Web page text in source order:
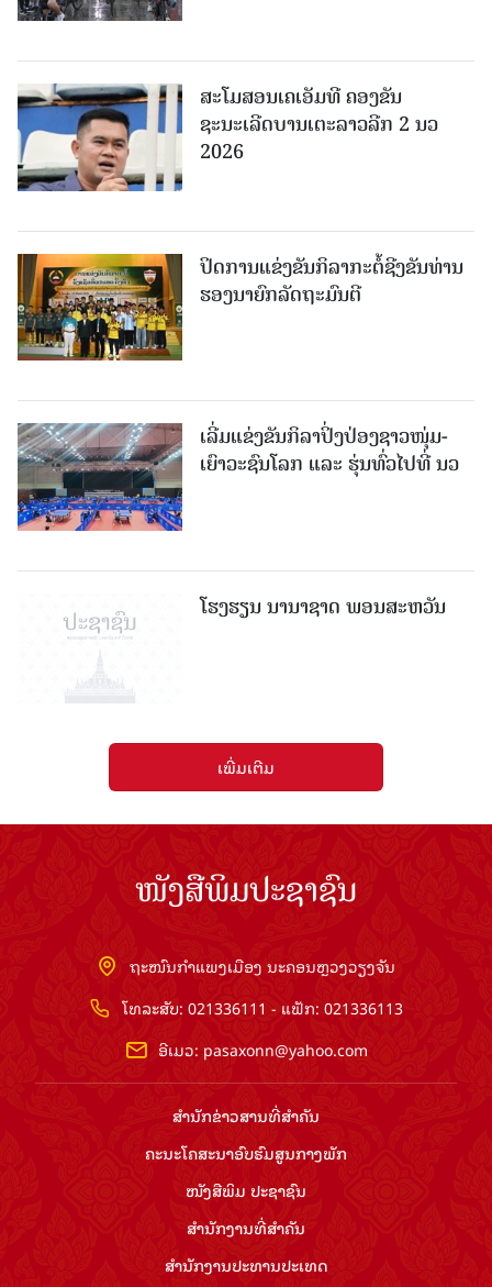
ສະໂມສອນເຄເອັມທີ ຄອງຂັນ
ຊະນະເລີດບານເຕະລາວລີກ 2 ນວ
2026
ປິດການແຂ່ງຂັນກິລາກະຕໍ້ຊີງຂັນທ່ານ
ຮອງນາຍົກລັດຖະມົນຕີ
ເລີ່ມແຂ່ງຂັນກິລາປິ່ງປ່ອງຊາວໜຸ່ມ-
ເຍົາວະຊົນໂລກ ແລະ ຮຸ່ນທົ່ວໄປທີ່ ນວ
ໂຮງຮຽນ ນານາຊາດ ພອນສະຫວັນ
ເພີ່ມເຕີມ
ໜັງສືພິມປະຊາຊົນ
ຖະໜົນກຳແພງເມືອງ ນະຄອນຫຼວງວຽງຈັນ
ໂທລະສັບ: 021336111 - ແຟັກ: 021336113
ອີເມວ: pasaxonn@yahoo.com
ສຳ​ນັກ​ຂ່າວ​ສານ​ທີ່​ສຳ​ຄັນ​
ຄະນະໂຄສະນາອົບຮົມ​ສູນ​ກາງ​ພັກ
ໜັງສືພິມ ປະ​ຊາ​ຊົນ
ສຳ​ນັກ​ງານ​ທີ່​ສຳ​ຄັນ
ສຳ​ນັກ​ງານ​ປະ​ທານ​ປະ​ເທດ